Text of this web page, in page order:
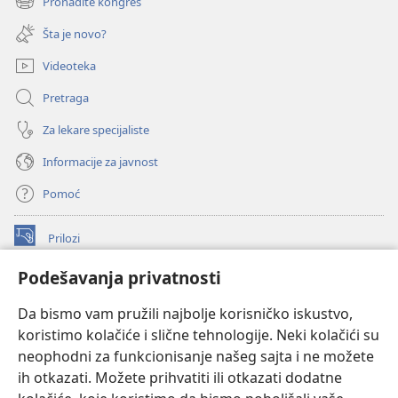
Podešavanja privatnosti
Da bismo vam pružili najbolje korisničko iskustvo,
koristimo kolačiće i slične tehnologije. Neki kolačići su
neophodni za funkcionisanje našeg sajta i ne možete
ih otkazati. Možete prihvatiti ili otkazati dodatne
prozor)
(otvara
novi
prozor)
Šta je novo?
Videoteka
Pretraga
Za lekare specijaliste
Informacije za javnost
Pomoć
Prilozi
(otvara
prozor)ONLAJN BIBLIOTEKA Watchtower
novi
prozor)JW Hub®
(otvara
novi
prozor)
®